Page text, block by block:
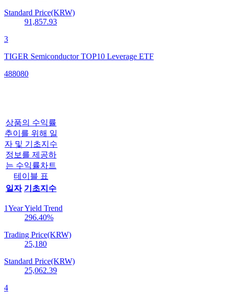
Standard Price(KRW)
91,857.93
3
TIGER Semiconductor TOP10 Leverage ETF
488080
상품의 수익률
추이를 위해 일
자 및 기초지수
정보를 제공하
는 수익률차트
테이블 표
일자 기초지수
1Year Yield Trend
296.40%
Trading Price(KRW)
25,180
Standard Price(KRW)
25,062.39
4